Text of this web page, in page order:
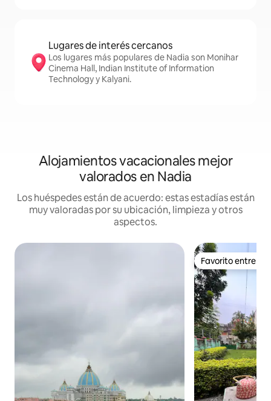
Lugares de interés cercanos
Los lugares más populares de Nadia son Monihar
Cinema Hall, Indian Institute of Information
Technology y Kalyani.
Alojamientos vacacionales mejor
valorados en Nadia
Los huéspedes están de acuerdo: estas estadías están
muy valoradas por su ubicación, limpieza y otros
aspectos.
Favorito entre
Favorito entre